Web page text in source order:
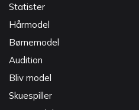
Statister
Hårmodel
Børnemodel
Audition
Bliv model
Skuespiller